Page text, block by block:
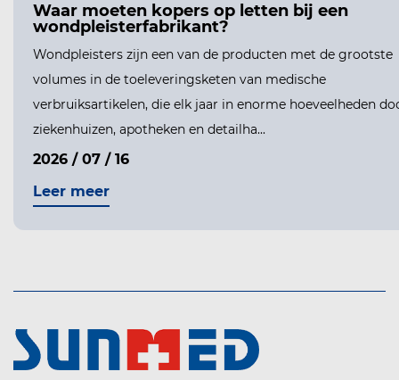
Waar moeten kopers op letten bij een
wondpleisterfabrikant?
Wondpleisters zijn een van de producten met de grootste
volumes in de toeleveringsketen van medische
verbruiksartikelen, die elk jaar in enorme hoeveelheden
ziekenhuizen, apotheken en detailha...
2026 / 07 / 16
Leer meer